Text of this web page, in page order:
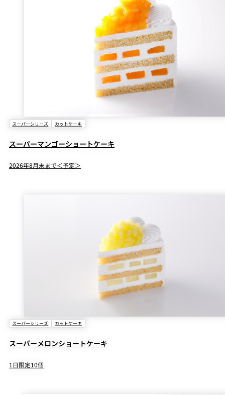
スーパーシリーズ カットケーキ
スーパーマンゴーショートケーキ
2026年8月末まで＜予定＞
スーパーシリーズ カットケーキ
スーパーメロンショートケーキ
1日限定10個